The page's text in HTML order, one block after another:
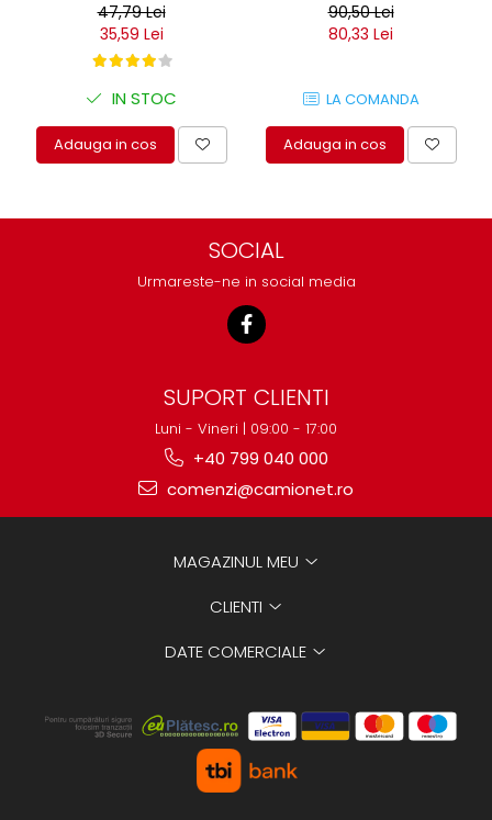
47,79 Lei
35,59 Lei
IN STOC
Adauga in cos
90,50 Lei
80,33 Lei
LA COMANDA
Adauga in cos
SOCIAL
Urmareste-ne in social media
SUPORT CLIENTI
Luni - Vineri | 09:00 - 17:00
+40 799 040 000
comenzi@camionet.ro
MAGAZINUL MEU
CLIENTI
DATE COMERCIALE